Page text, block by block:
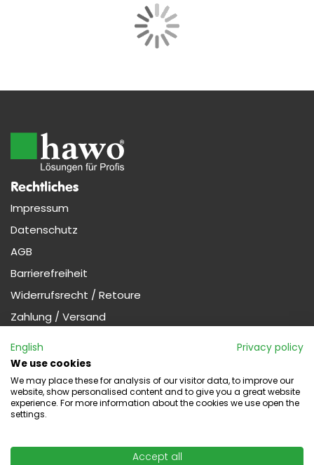
Rechtliches
Impressum
Datenschutz
AGB
Barrierefreiheit
Widerrufsrecht / Retoure
Zahlung / Versand
Profi-Kunde werden (Gewerbe)
Widerruf
Kontakt
Kontaktformular
English
Privacy policy
We use cookies
We may place these for analysis of our visitor data, to improve our
website, show personalised content and to give you a great website
experience. For more information about the cookies we use open the
settings.
Accept all